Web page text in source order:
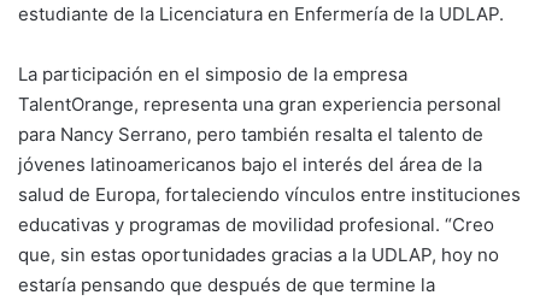
estudiante de la Licenciatura en Enfermería de la UDLAP.
La participación en el simposio de la empresa
TalentOrange, representa una gran experiencia personal
para Nancy Serrano, pero también resalta el talento de
jóvenes latinoamericanos bajo el interés del área de la
salud de Europa, fortaleciendo vínculos entre instituciones
educativas y programas de movilidad profesional. “Creo
que, sin estas oportunidades gracias a la UDLAP, hoy no
estaría pensando que después de que termine la